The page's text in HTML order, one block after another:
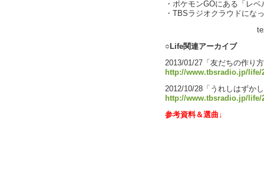
・ポケモンGOにある「レ
・TBSラジオクラウドにな
text by Life助
○Life関連アーカイブ
2013/01/27「友だちの作り
http://www.tbsradio.jp/life/
2012/10/28「うれしはずか
http://www.tbsradio.jp/life/
参考資料＆選曲↓